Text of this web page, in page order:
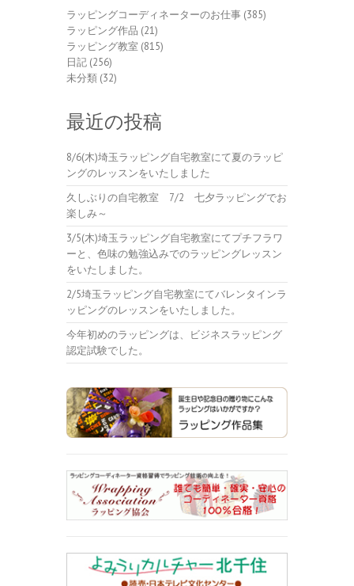
ラッピングコーディネーターのお仕事 (385)
ラッピング作品 (21)
ラッピング教室 (815)
日記 (256)
未分類 (32)
最近の投稿
8/6(木)埼玉ラッピング自宅教室にて夏のラッピ
ングのレッスンをいたしました
久しぶりの自宅教室 7/2 七夕ラッピングでお
楽しみ～
3/5(木)埼玉ラッピング自宅教室にてプチフラワ
ーと、色味の勉強込みでのラッピングレッスン
をいたしました。
2/5埼玉ラッピング自宅教室にてバレンタインラ
ッピングのレッスンをいたしました。
今年初めのラッピングは、ビジネスラッピング
認定試験でした。